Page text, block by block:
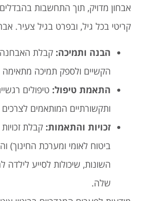
אבחון מדויק, תוך התחשבות
קריטי בכל גיל, ובפרט בגיל צעיר.
הבנה ותמיכה: קבלת
הקשיים ולספק תמיכה
התאמת טיפול: טיפולים
ותקשורתיים המותאמים לצרכים
זכויות והתאמות: קבלת
ביטוח לאומי ומערכת החינוך)
השונות, שיכולות לסייע
שלה.